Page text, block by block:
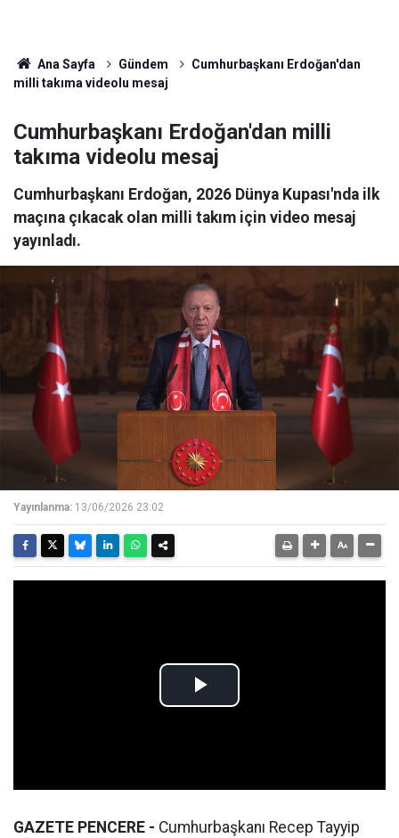
Ana Sayfa Gündem
Cumhurbaşkanı Erdoğan'dan
milli takıma videolu mesaj
Cumhurbaşkanı Erdoğan'dan milli
takıma videolu mesaj
Cumhurbaşkanı Erdoğan, 2026 Dünya Kupası'nda ilk
maçına çıkacak olan milli takım için video mesaj
yayınladı.
Yayınlanma: 13/06/2026 23:02
GAZETE PENCERE - Cumhurbaşkanı Recep Tayyip